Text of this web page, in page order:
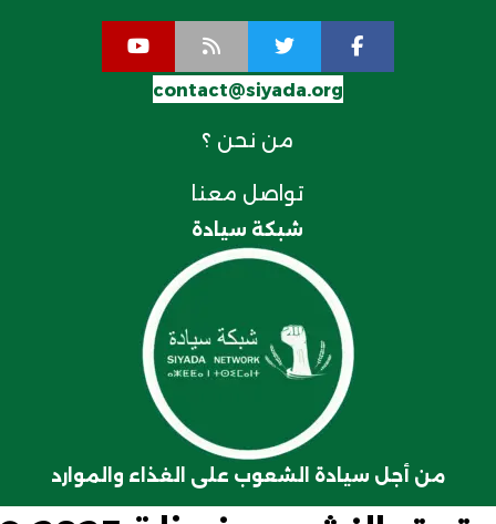
contact@siyada.org
من نحن ؟
تواصل معنا
شبكة سيادة
من أجل سيادة الشعوب على الغذاء والموارد